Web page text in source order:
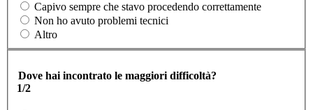
Capivo sempre che stavo procedendo correttamente
Non ho avuto problemi tecnici
Altro
Dove hai incontrato le maggiori difficoltà?
1/2